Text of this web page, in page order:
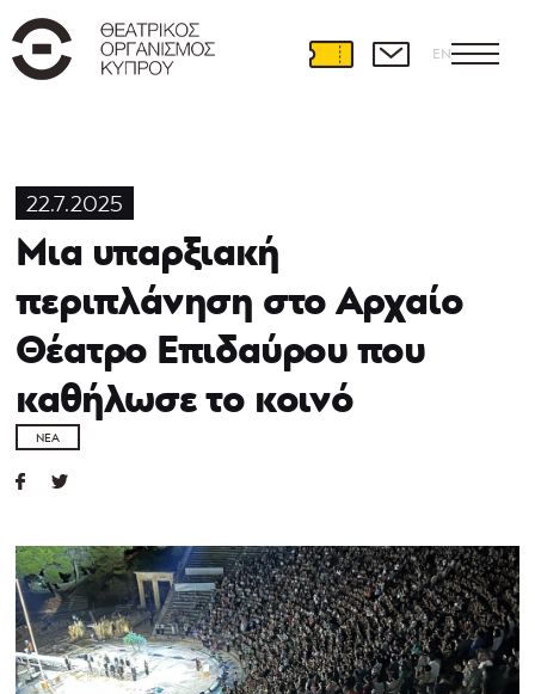
EN
22.7.2025
Μια υπαρξιακή
περιπλάνηση στο Αρχαίο
Θέατρο Επιδαύρου που
καθήλωσε το κοινό
ΝΈΑ